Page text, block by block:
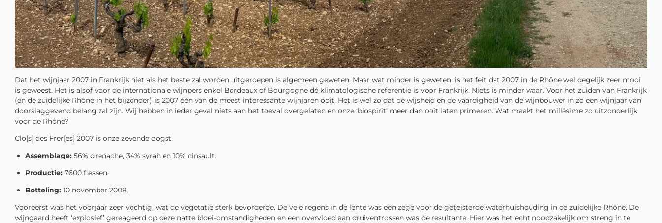
Dat het wijnjaar 2007 in Frankrijk niet als het beste zal worden uitgeroepen is algemeen geweten. Maar wat minder is geweten, is het feit dat 2007 in de Rhône wel degelijk zeer mooi
is geweest. Het is alsof voor de internationale wijnpers enkel Bordeaux of Bourgogne dé klimatologische referentie is voor Frankrijk. Niets is minder waar. Voor het zuiden van Frankrijk
(en de zuidelijke Rhône in het bijzonder) is 2007 één van de meest interessante wijnjaren ooit. Het is wel zo dat de wijsheid en de vaardigheid van de wijnbouwer in zo een wijnjaar van
doorslaggevend belang zal zijn. Wij hebben in ieder geval niets aan het toeval overgelaten en onze ‘biospirit’ meer dan ooit laten primeren. Wat maakt het millésime zo uitzonderlijk
voor de Rhône?
Clo[s] des Frer[es] 2007 is onze zevende oogst.
Assemblage: 56% grenache, 34% syrah en 10% cinsault.
Productie: 7600 flessen.
Botteling: 10 november 2008.
Vooreerst was het voorjaar zeer vochtig, wat de vegetatie sterk bevorderde. De vele regens in de lente was een zege voor de geteisterde waterhuishouding in de zuidelijke Rhône. De
wijngaard heeft ‘explosief’ gereageerd op deze natte bloei-omstandigheden en een overvloed aan druiventrossen was de resultante. Hier was het echt noodzakelijk om streng in te